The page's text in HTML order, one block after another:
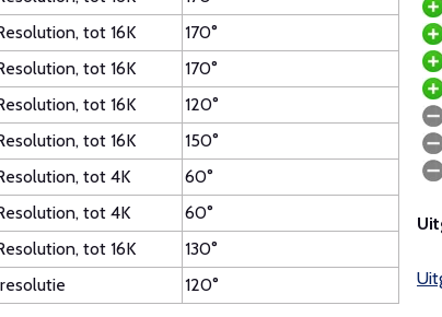
tot 16K
170°
tot 16K
170°
tot 16K
120°
tot 16K
150°
tot 4K
60°
tot 4K
60°
tot 16K
130°
120°